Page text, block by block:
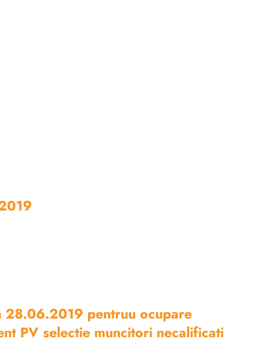
28.06.2019 pentruu ocupare
PV selectie muncitori necalificati